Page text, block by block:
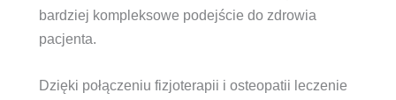
bardziej kompleksowe podejście do zdrowia
pacjenta.
Dzięki połączeniu fizjoterapii i osteopatii leczenie